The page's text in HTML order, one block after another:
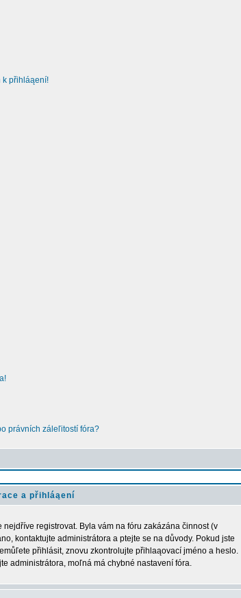
k přihláąení!
právních záleľitostí fóra?
a přihláąení
registrovat. Byla vám na fóru zakázána činnost (v
kontaktujte administrátora a ptejte se na důvody. Pokud jste
přihlásit, znovu zkontrolujte přihlaąovací jméno a heslo.
administrátora, moľná má chybné nastavení fóra.